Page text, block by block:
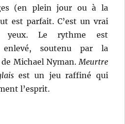
(en plein jour ou à la
est parfait. C’est un vrai
yeux. Le rythme est
enlevé, soutenu par la
Michael Nyman.Meurtre
est un jeu raffiné qui
l’esprit.